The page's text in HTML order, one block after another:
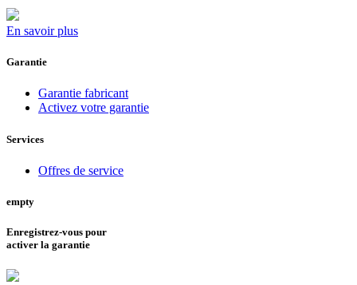
En savoir plus
Garantie
Garantie fabricant
Activez votre garantie
Services
Offres de service
empty
Enregistrez-vous pour
activer la garantie